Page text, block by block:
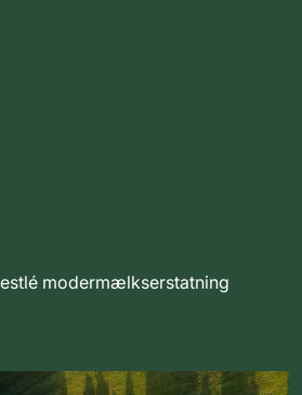
modermælkserstatning